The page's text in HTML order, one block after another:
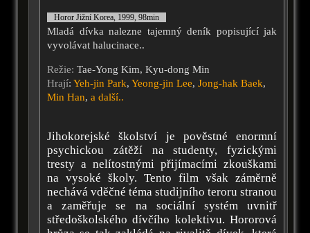
Horor Jižní Korea, 1999, 98min
Mladá dívka nalezne tajemný deník popisující jak
vyvolávat halucinace..
Režie: Tae-Yong Kim, Kyu-dong Min
Hrají: Yeh-jin Park, Yeong-jin Lee, Jong-hak Baek,
Min Han, a další..
Jihokorejské školství je pověstné enormní
psychickou zátěží na studenty, fyzickými
tresty a nelítostnými přijímacími zkouškami
na vysoké školy. Tento film však záměrně
nechává vděčné téma studijního teroru stranou
a zaměřuje se na sociální systém uvnitř
středoškolského dívčího kolektivu. Hororová